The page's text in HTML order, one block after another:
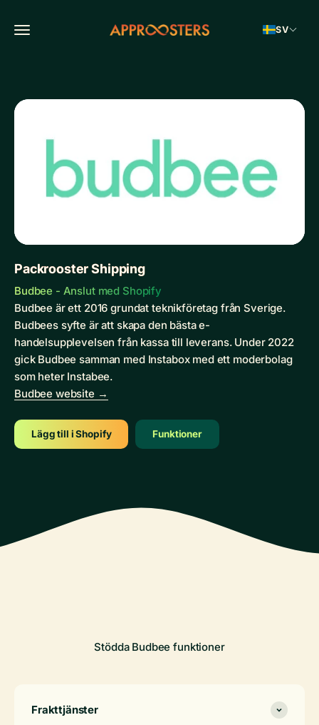
Öppna navigeringsmenyn
Approosters SV
Packrooster Shipping
Budbee - Anslut med Shopify
Budbee är ett 2016 grundat teknikföretag från Sverige.
Budbees syfte är att skapa den bästa e-
handelsupplevelsen från kassa till leverans. Under 2022
gick Budbee samman med Instabox med ett moderbolag
som heter Instabee.
Budbee website →
Lägg till i Shopify Funktioner
Stödda Budbee funktioner
Frakttjänster